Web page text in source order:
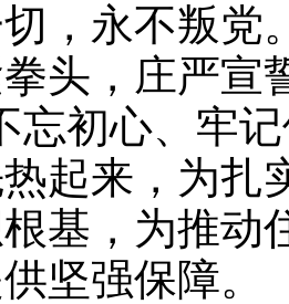
，永不叛党
头，庄严宣
忘初心、牢
起来，为扎
基，为推动
坚强保障。